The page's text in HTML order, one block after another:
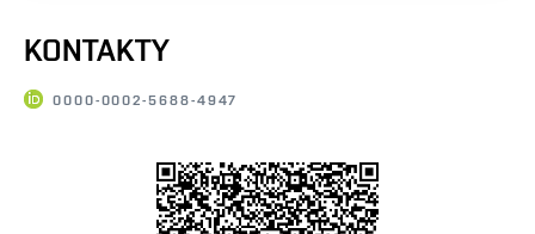
KONTAKTY
0000-0002-5688-4947